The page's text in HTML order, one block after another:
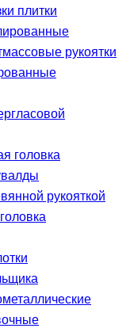
плитки
рукоятки
головка
рукояткой